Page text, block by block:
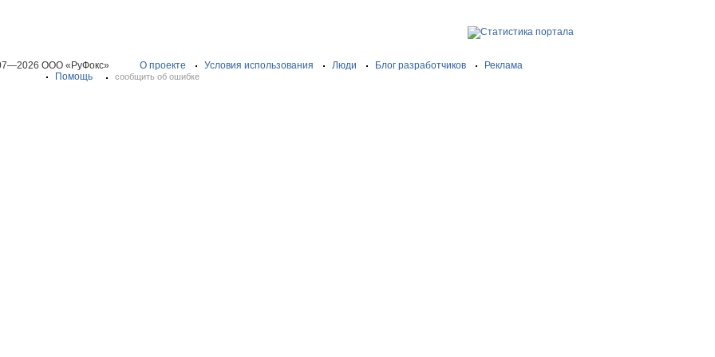
ООО «РуФокс» О проекте Условия использования Люди Блог разработчиков
Реклама
Помощь
сообщить об ошибке